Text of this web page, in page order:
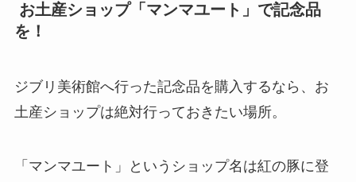
お土産ショップ「マンマユート」で記念品
を！
ジブリ美術館へ行った記念品を購入するなら、お
土産ショップは絶対行っておきたい場所。
「マンマユート」というショップ名は紅の豚に登